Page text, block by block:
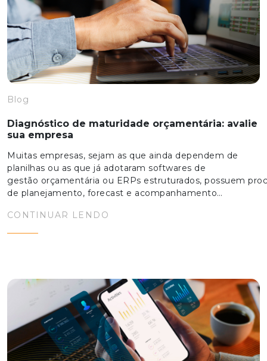
Blog
Diagnóstico de maturidade orçamentária: avalie
sua empresa
Muitas empresas, sejam as que ainda dependem de
planilhas ou as que já adotaram softwares de
gestão orçamentária ou ERPs estruturados, possuem
de planejamento, forecast e acompanhamento…
CONTINUAR LENDO